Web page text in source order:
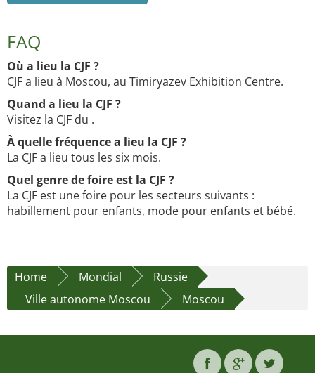
FAQ
Où a lieu la CJF ?
CJF a lieu à Moscou, au Timiryazev Exhibition Centre.
Quand a lieu la CJF ?
Visitez la CJF du .
À quelle fréquence a lieu la CJF ?
La CJF a lieu tous les six mois.
Quel genre de foire est la CJF ?
La CJF est une foire pour les secteurs suivants :
habillement pour enfants, mode pour enfants et bébé.
Home Mondial
Russie
Ville autonome Moscou
Moscou